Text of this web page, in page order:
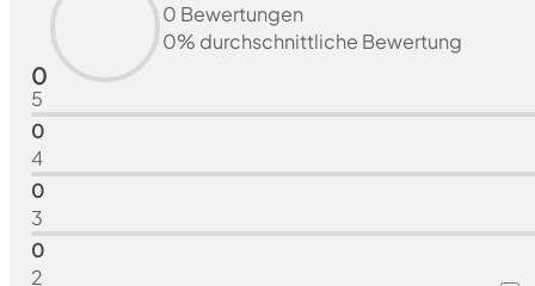
0
0 Bewertungen
0% durchschnittliche Bewertung
5
0
4
0
3
0
2